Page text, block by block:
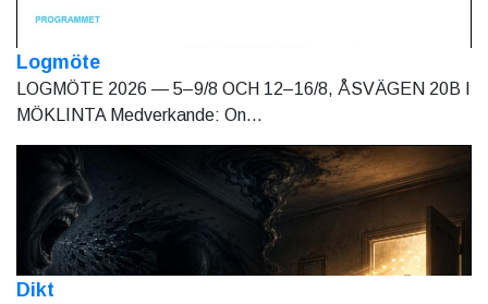
Logmöte
LOGMÖTE 2026 — 5–9/8 OCH 12–16/8, ÅSVÄGEN 20B I
MÖKLINTA Medverkande: On...
Dikt